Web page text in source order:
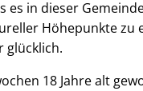
es in dieser
Höhepunkte
glücklich.
18 Jahre alt